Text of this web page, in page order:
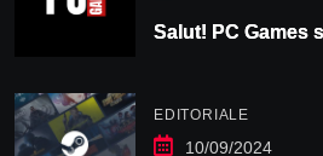
Salut! PC Games
EDITORIALE
10/09/2024